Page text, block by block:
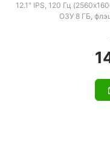
12.1" IPS, 120 Гц
ОЗУ 8 ГБ,